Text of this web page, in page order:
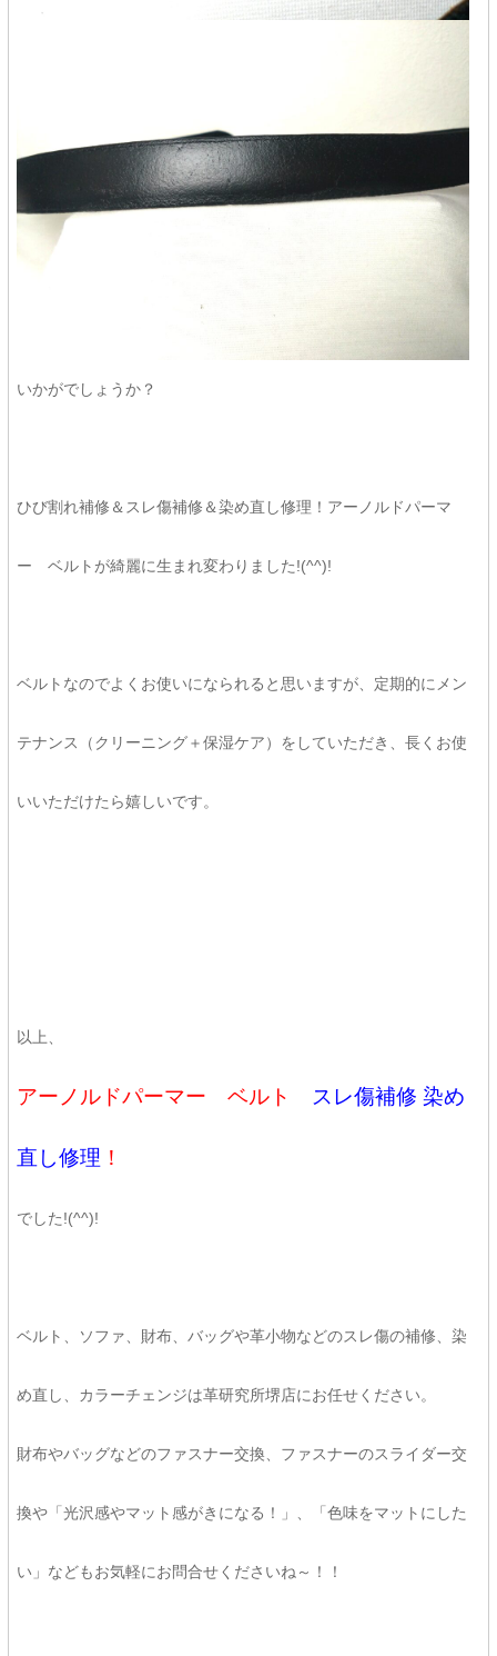
いかがでしょうか？
ひび割れ補修＆スレ傷補修＆染め直し修理！アーノルドパーマ
ー ベルトが綺麗に生まれ変わりました!(^^)!
ベルトなのでよくお使いになられると思いますが、定期的にメン
テナンス（クリーニング＋保湿ケア）をしていただき、長くお使
いいただけたら嬉しいです。
以上、
アーノルドパーマー ベルト スレ傷補修 染め
直し修理 ！
でした!(^^)!
ベルト、ソファ、財布、バッグや革小物などのスレ傷の補修、染
め直し、カラーチェンジは革研究所堺店にお任せください。
財布やバッグなどのファスナー交換、ファスナーのスライダー交
換や「光沢感やマット感がきになる！」、「色味をマットにした
い」などもお気軽にお問合せくださいね～！！